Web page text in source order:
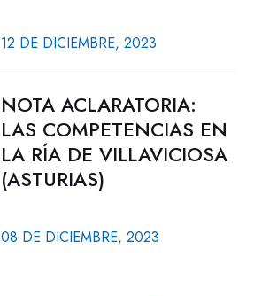
12 DE DICIEMBRE, 2023
NOTA ACLARATORIA:
LAS COMPETENCIAS EN
LA RÍA DE VILLAVICIOSA
(ASTURIAS)
08 DE DICIEMBRE, 2023